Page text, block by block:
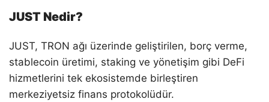
JUST Nedir?
JUST, TRON ağı üzerinde geliştirilen, borç verme,
stablecoin üretimi, staking ve yönetişim gibi DeFi
hizmetlerini tek ekosistemde birleştiren
merkeziyetsiz finans protokolüdür.